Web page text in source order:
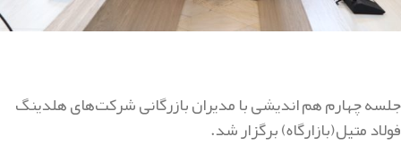
جلسه چهارم هم اندیشی با مدیران بازرگانی شرکت‌های هلدینگ
فولاد متیل(بازارگاه) برگزار شد.